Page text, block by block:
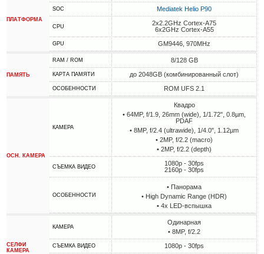
ПЛАТФОРМА
SOC Mediatek Helio P90
CPU
2x2.2GHz Cortex-A75
6x2GHz Cortex-A55
GPU GM9446, 970MHz
ПАМЯТЬ
RAM / ROM 8/128 GB
КАРТА ПАМЯТИ до 2048GB (комбинированный слот)
ОСОБЕННОСТИ ROM UFS 2.1
ОСН. КАМЕРА
КАМЕРА
Квадро
• 64MP, f/1.9, 26mm (wide), 1/1.72", 0.8µm,
PDAF
• 8MP, f/2.4 (ultrawide), 1/4.0", 1.12µm
• 2MP, f/2.2 (macro)
• 2MP, f/2.2 (depth)
СЪЕМКА ВИДЕО
1080p - 30fps
2160p - 30fps
ОСОБЕННОСТИ
• Панорама
• High Dynamic Range (HDR)
• 4х LED-вспышка
СЕЛФИ
КАМЕРА
КАМЕРА
Одинарная
• 8MP, f/2.2
СЪЕМКА ВИДЕО 1080p - 30fps